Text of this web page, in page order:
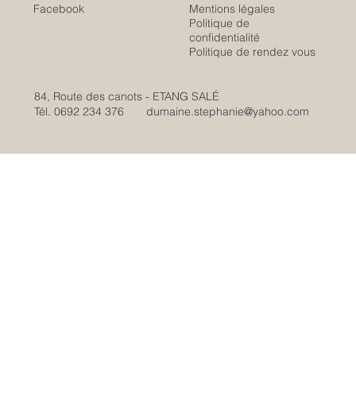
Mentions légales
Politique de
confidentialité
Politique de rendez vous
Facebook
84, Route des canots - ETANG SALÉ
Tél. 0692 234 376
dumaine.stephanie@yahoo.com